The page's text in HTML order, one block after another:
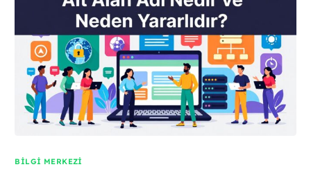
BILGI MERKEZI